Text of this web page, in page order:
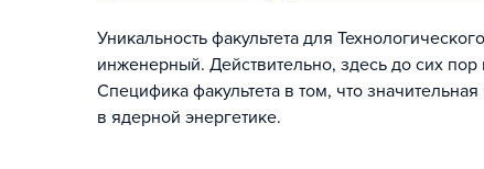
Уникальность факультета для
инженерный. Действительно, здесь до сих
Специфика факультета в том, что
в ядерной энергетике.